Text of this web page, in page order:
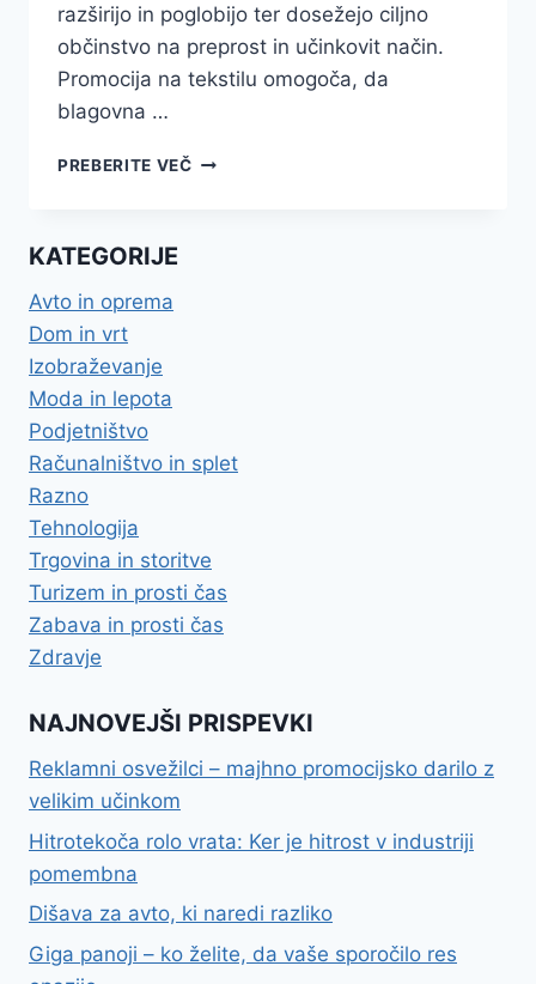
razširijo in poglobijo ter dosežejo ciljno
občinstvo na preprost in učinkovit način.
Promocija na tekstilu omogoča, da
blagovna …
PREBERITE VEČPROMOCIJSKI
KATEGORIJE
Avto in oprema
Dom in vrt
Izobraževanje
Moda in lepota
Podjetništvo
Računalništvo in splet
Razno
Tehnologija
Trgovina in storitve
Turizem in prosti čas
Zabava in prosti čas
Zdravje
NAJNOVEJŠI PRISPEVKI
Reklamni osvežilci – majhno promocijsko darilo z
velikim učinkom
Hitrotekoča rolo vrata: Ker je hitrost v industriji
pomembna
Dišava za avto, ki naredi razliko
Giga panoji – ko želite, da vaše sporočilo res